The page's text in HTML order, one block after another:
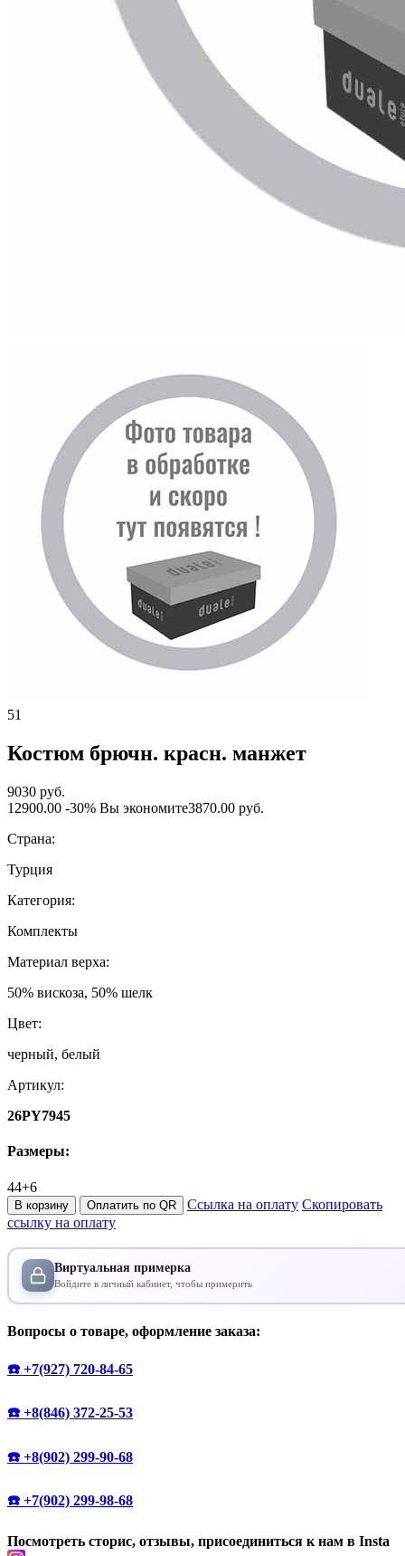
51
Костюм брючн. красн. манжет
9030 руб.
12900.00 -30% Вы экономите3870.00 руб.
Страна:
Турция
Категория:
Комплекты
Материал верха:
50% вискоза, 50% шелк
Цвет:
черный, белый
Артикул:
26PY7945
Размеры:
44+6
В корзину Оплатить по QR Ссылка на оплату Скопировать
ссылку на оплату
Виртуальная примерка
Войдите в личный кабинет, чтобы примерить
Вопросы о товаре, оформление заказа:
☎️ +7(927) 720-84-65
☎️ +8(846) 372-25-53
☎️ +8(902) 299-90-68
☎️ +7(902) 299-98-68
Посмотреть сторис, отзывы, присоединиться к нам в Insta